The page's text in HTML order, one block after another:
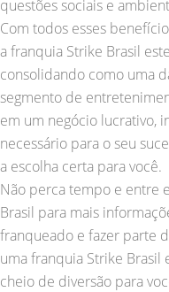
questões sociais e
Com todos esses
a franquia Strike Brasil
consolidando como uma
segmento de
em um negócio lucrativo,
necessário para o seu
a escolha certa para você.
Não perca tempo e entre
Brasil para mais
franqueado e fazer parte
uma franquia Strike Brasil
cheio de diversão para